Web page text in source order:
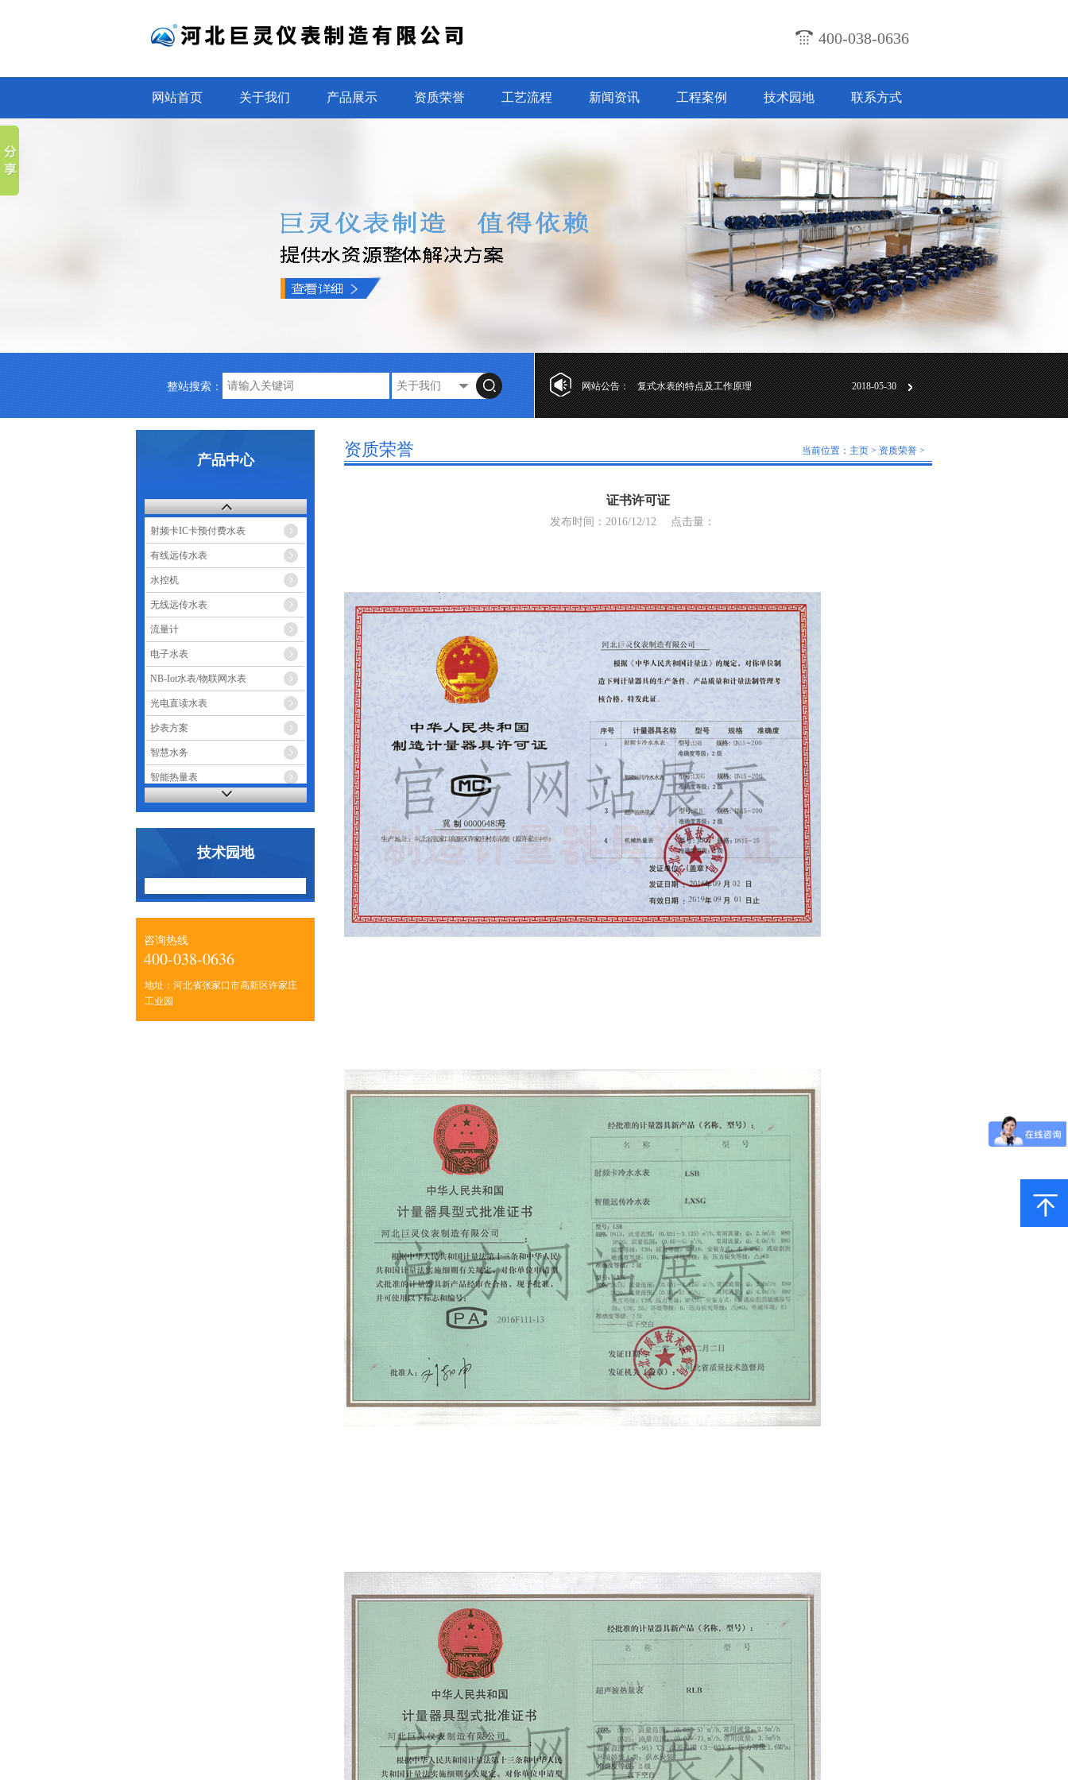
400-038-0636
网站首页 关于我们 产品展示 资质荣誉 工艺流程 新闻资讯 工程案例 技术园地 联系方式
整站搜索： 网站公告：
第十七届“工业自动化标准化”研讨会成 2018-06-01
复式水表的特点及工作原理 2018-05-30
光电直读水表设计及技术特点 2018-07-31
2018-05-30
产品中心
射频卡IC卡预付费水表
有线远传水表
水控机
无线远传水表
流量计
电子水表
NB-Iot水表/物联网水表
光电直读水表
抄表方案
智慧水务
智能热量表
智能电表
技术园地
咨询热线
400-038-0636
地址：河北省张家口市高新区许家庄
工业园
资质荣誉 当前位置： 主页 > 资质荣誉 >
证书许可证
发布时间：2016/12/12 点击量：